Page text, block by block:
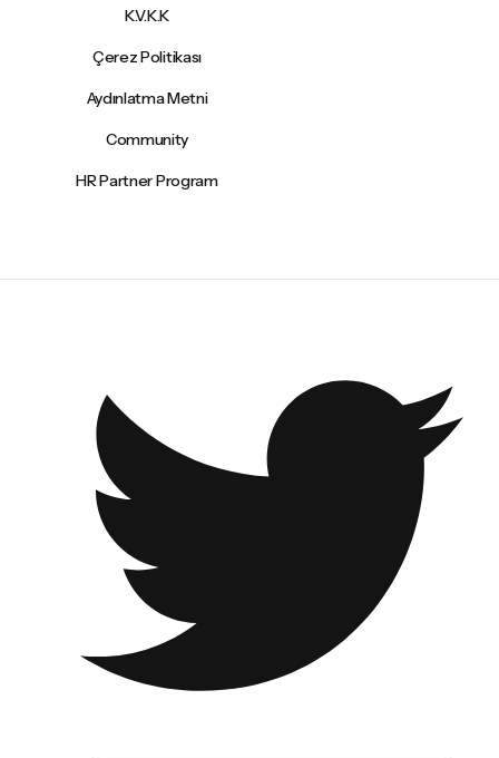
K.V.K.K
Çerez Politikası
Aydınlatma Metni
Community
HR Partner Program